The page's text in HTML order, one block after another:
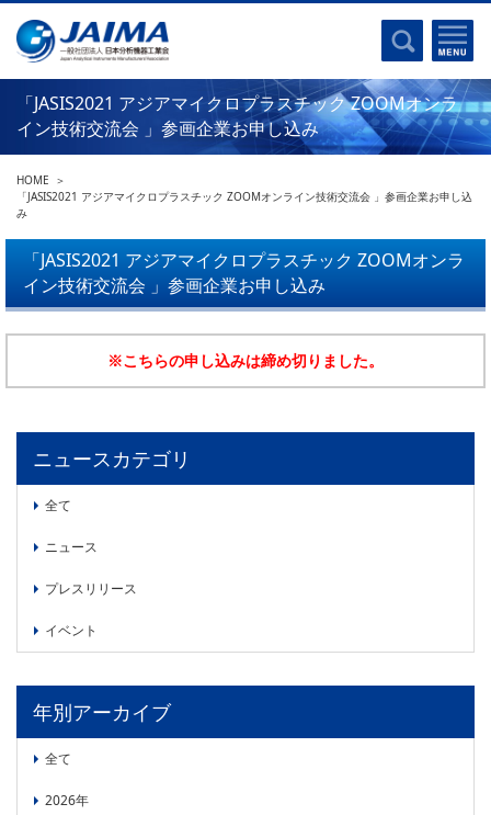
事業計画書
沿革
採用
パンフレット
関連リンク
主な活動
分析機器・科学機器遺産認定
海外交流事業
中小企業経営強化税制
統計
刊行物のご案内
委員会活動
会員会社
入会のご案内
入会金・会費規程
はじめに
電磁波(光)
クロマトグラフ
質量分析
電子顕微鏡
熱分析
電気化学
磁気共鳴
総論・各種分析法
環境
ライフサイエンス
イメージング
X線・放射光
PICK UP
「JASIS2021 アジアマイクロプラスチック ZOOMオンラ
イン技術交流会 」参画企業お申し込み
HOME
「JASIS2021 アジアマイクロプラスチック ZOOMオンライン技術交流会 」参画企業お申し込
み
「JASIS2021 アジアマイクロプラスチック ZOOMオンラ
イン技術交流会 」参画企業お申し込み
※こちらの申し込みは締め切りました。
ニュースカテゴリ
全て
ニュース
プレスリリース
イベント
年別アーカイブ
全て
2026年